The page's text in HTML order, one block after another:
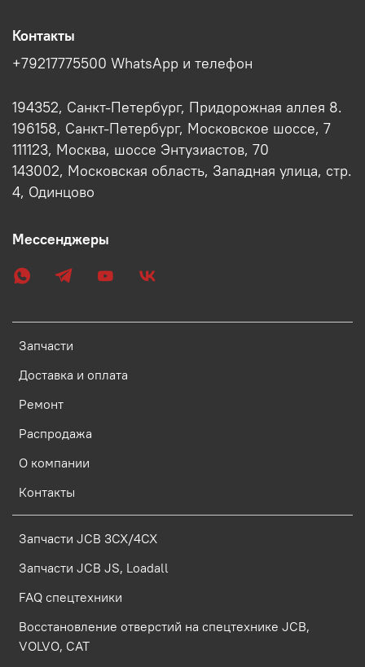
Запчасти
Доставка и оплата
Ремонт
Распродажа
О компании
Контакты
Запчасти JCB 3CX/4CX
Запчасти JCB JS, Loadall
FAQ спецтехники
Восстановление отверстий на спецтехнике JCB,
VOLVO, CAT
Контакты
+79217775500 WhatsApp и телефон
194352, Санкт-Петербург, Придорожная аллея 8.
196158, Санкт-Петербург, Московское шоссе, 7
111123, Москва, шоссе Энтузиастов, 70
143002, Московская область, Западная улица, стр.
4, Одинцово
Мессенджеры